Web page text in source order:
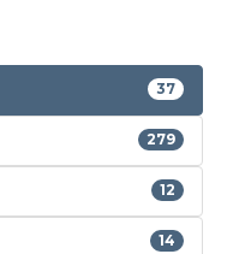
37
279
12
14